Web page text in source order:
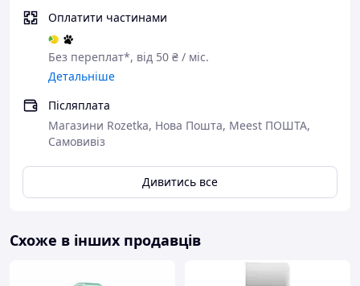
Компактність і потужність
Концентратор для об'ємної укладки
Оплатити частинами
Без переплат*, від 50 ₴ / міс.
Детальніше
Післяплата
Магазини Rozetka, Нова Пошта, Meest ПОШТА,
Самовивіз
Дивитись все
Схоже в інших продавців